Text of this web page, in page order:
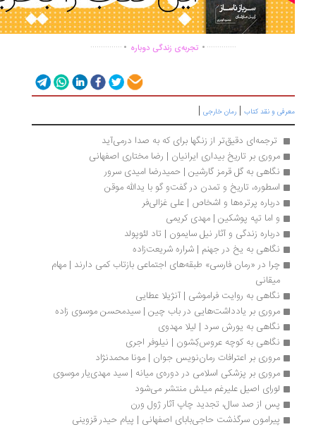
................تجربه‌ی زندگی دوباره ...............
و نقد کتاب|رمان خارجی|
ترجمه‌ای دقیق‌تر از زنگها برای که به صدا درمی‌آید
مروری بر تاریخ بیداری ایرانیان | رضا مختاری اصفهانی
نگاهی به گل قرمز گارشین | حمیدرضا امیدی سرور
اسطوره، تاریخ و تمدن در گفت‌و گو با یدالله موقن
درباره پرتره‌ها و اشخاص | علی غزالی‌فر
و اما تپه پوشکین | مهدی کریمی
درباره زندگی و آثار نیل سایمون | تاد لئوپولد
نگاهی به یخ در جهنم | شراره شریعت‌زاده
چرا در «رمان فارسی» طبقه‌های اجتماعی بازتاب کمی دارند | مهام
نگاهی به روایت فراموشی | آنژیلا عطایی
مروری بر یادداشت‌هایی در باب چین | سیدمحسن موسوی زاده
نگاهی به یورش سرد | لیلا مهدوی
نگاهی به کوچه‌ عروس‌کِشون | نیلوفر اجری
مروری بر اعترافات رمان‌نویس جوان | مونا محمدنژاد
مروری بر پزشکی اسلامی در دوره‌ی میانه | سید مهدی‌یار موسوی
لورای اصیل علیرغم میلش منتشر می‌شود
پس از صد سال، تجدید چاپ آثار ژول ورن
پیرامون سرگذشت حاجی‌بابای اصفهانی | پیام حیدر قزوینی